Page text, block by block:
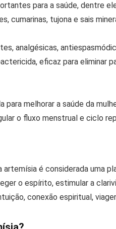
para a saúde, dentre
cumarinas, tujona e sais
analgésicas,
eficaz para eliminar
melhorar a saúde da
o fluxo menstrual e ciclo
é considerada uma
o espírito, estimular a
conexão espiritual,